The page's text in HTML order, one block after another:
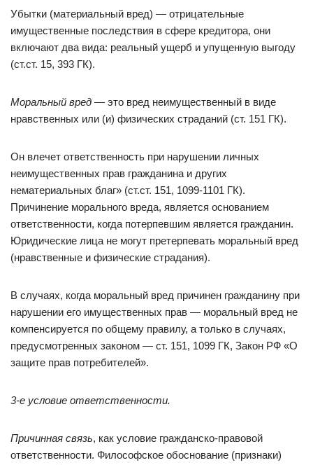
Убытки (материальный вред) — отрицательные
имущественные последствия в сфере кредитора, они
включают два вида: реальный ущерб и упущенную выгоду
(ст.ст. 15, 393 ГК).
Моральный вред — это вред неимущественный в виде
нравственных или (и) физических страданий (ст. 151 ГК).
Он влечет ответственность при нарушении личных
неимущественных прав гражданина и других
нематериальных благ» (ст.ст. 151, 1099-1101 ГК).
Причинение морального вреда, является основанием
ответственности, когда потерпевшим является гражданин.
Юридические лица не могут претерпевать моральный вред
(нравственные и физические страдания).
В случаях, когда моральный вред причинен гражданину при
нарушении его имущественных прав — моральный вред не
компенсируется по общему правилу, а только в случаях,
предусмотренных законом — ст. 151, 1099 ГК, Закон РФ «О
защите прав потребителей».
3-е условие ответственности.
Причинная связь, как условие гражданско-правовой
ответственности. Философское обоснование (признаки)